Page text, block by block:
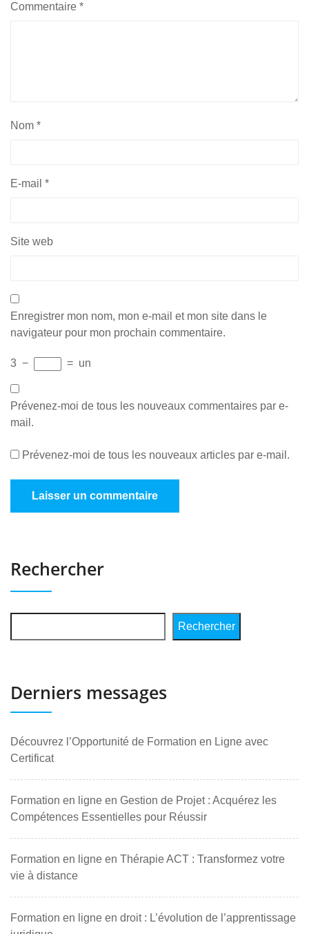
Commentaire *
Nom *
E-mail *
Site web
Enregistrer mon nom, mon e-mail et mon site dans le
navigateur pour mon prochain commentaire.
3 − = un
Prévenez-moi de tous les nouveaux commentaires par e-
mail.
Prévenez-moi de tous les nouveaux articles par e-mail.
Rechercher
Rechercher
Derniers messages
Découvrez l’Opportunité de Formation en Ligne avec
Certificat
Formation en ligne en Gestion de Projet : Acquérez les
Compétences Essentielles pour Réussir
Formation en ligne en Thérapie ACT : Transformez votre
vie à distance
Formation en ligne en droit : L’évolution de l’apprentissage